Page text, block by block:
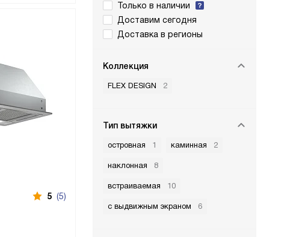
Только в наличии
Доставим сегодня
Доставка в регионы
Коллекция
FLEX DESIGN 2
Тип вытяжки
островная 1 каминная 2
наклонная 8
встраиваемая 10
с выдвижным экраном 6
5 (5)